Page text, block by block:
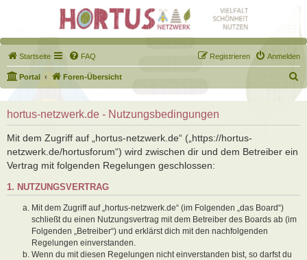
Startseite FAQ Anmelden
Registrieren
Portal Foren-Übersicht
u
h
hortus-netzwerk.de - Nutzungsbedingungen
Mit dem Zugriff auf „hortus-netzwerk.de“ („https://hortus-
netzwerk.de/hortusforum“) wird zwischen dir und dem Betreiber ein
Vertrag mit folgenden Regelungen geschlossen:
1. NUTZUNGSVERTRAG
Mit dem Zugriff auf „hortus-netzwerk.de“ (im Folgenden „das Board“)
schließt du einen Nutzungsvertrag mit dem Betreiber des Boards ab (im
Folgenden „Betreiber“) und erklärst dich mit den nachfolgenden
Regelungen einverstanden.
Wenn du mit diesen Regelungen nicht einverstanden bist, so darfst du